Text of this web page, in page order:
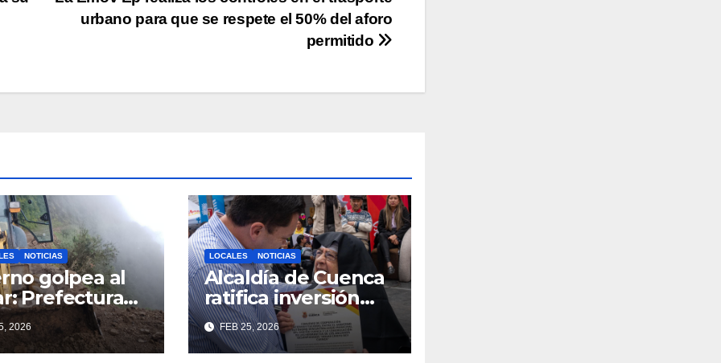
urbano para que se respete el 50% del aforo
permitido
NOTICIAS
golpea al
Prefectura
en toda
para
2026
LOCALES NOTICIAS
Alcaldía de Cuenca
ratifica inversión
social con
fundaciones e
instituciones locales
FEB 25, 2026